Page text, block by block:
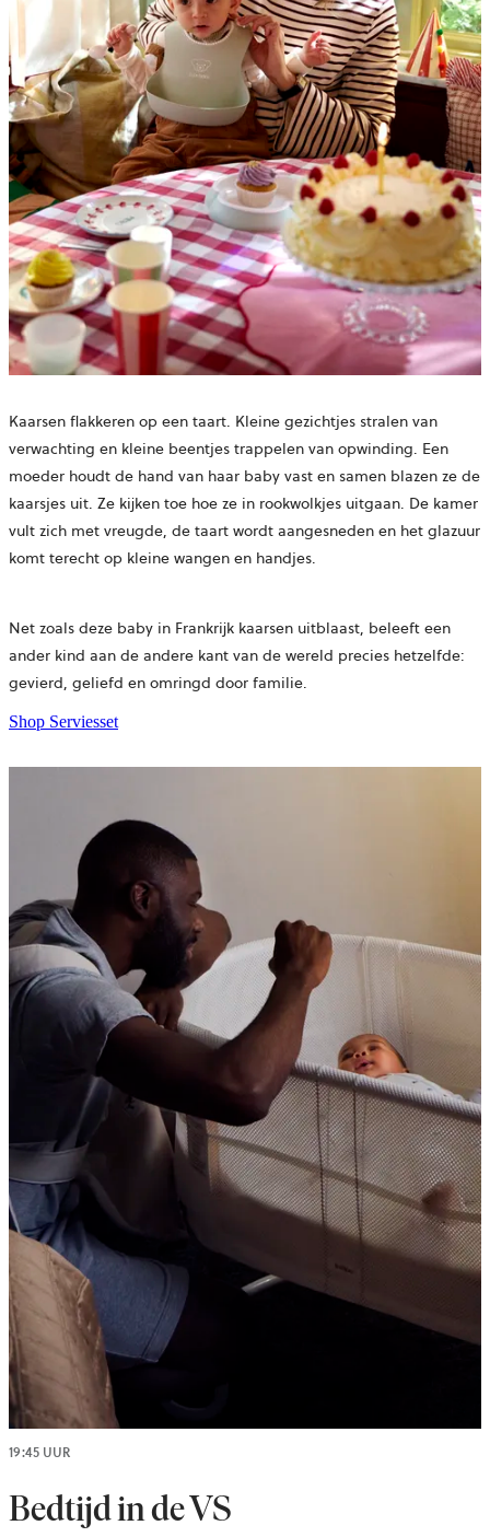
Kaarsen flakkeren op een taart. Kleine gezichtjes stralen van
verwachting en kleine beentjes trappelen van opwinding. Een
moeder houdt de hand van haar baby vast en samen blazen ze de
kaarsjes uit. Ze kijken toe hoe ze in rookwolkjes uitgaan. De kamer
vult zich met vreugde, de taart wordt aangesneden en het glazuur
komt terecht op kleine wangen en handjes.
Net zoals deze baby in Frankrijk kaarsen uitblaast, beleeft een
ander kind aan de andere kant van de wereld precies hetzelfde:
gevierd, geliefd en omringd door familie.
Shop Serviesset
19:45 UUR
Bedtijd in de VS